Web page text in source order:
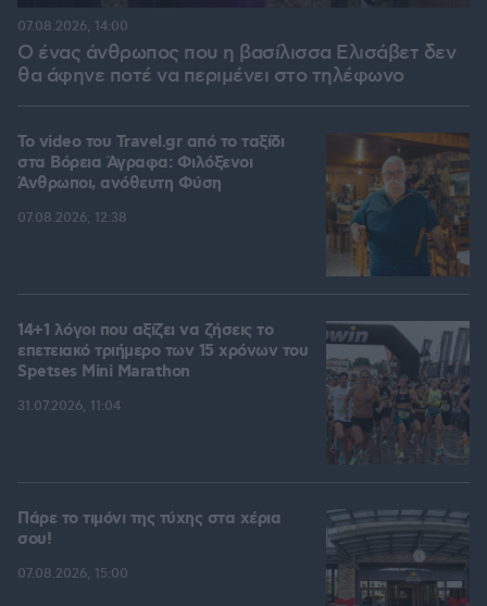
Ο ένας άνθρωπος που η βασίλισσα Ελισάβετ δεν
θα άφηνε ποτέ να περιμένει στο τηλέφωνο
07.08.2026, 14:00
To video του Travel.gr από το ταξίδι
στα Βόρεια Άγραφα: Φιλόξενοι
Άνθρωποι, ανόθευτη Φύση
07.08.2026, 12:38
14+1 λόγοι που αξίζει να ζήσεις το
επετειακό τριήμερο των 15 χρόνων του
Spetses Mini Marathon
31.07.2026, 11:04
Πάρε το τιμόνι της τύχης στα χέρια
σου!
07.08.2026, 15:00